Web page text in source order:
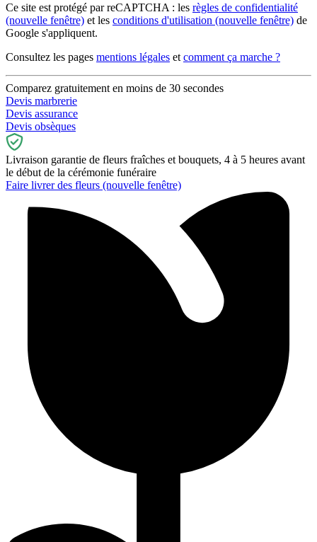
Ce site est protégé par reCAPTCHA : les règles de confidentialité
(nouvelle fenêtre) et les conditions d'utilisation (nouvelle fenêtre) de
Google s'appliquent.
Consultez les pages mentions légales et comment ça marche ?
Comparez gratuitement en moins de 30 secondes
Devis marbrerie
Devis assurance
Devis obsèques
Livraison garantie de fleurs fraîches et bouquets, 4 à 5 heures avant
le début de la cérémonie funéraire
Faire livrer des fleurs (nouvelle fenêtre)